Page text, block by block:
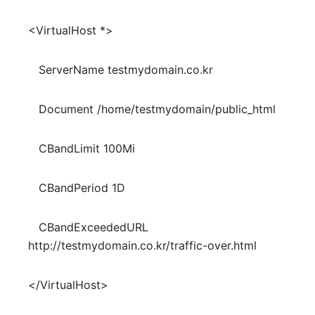
<VirtualHost *>
ServerName testmydomain.co.kr
Document /home/testmydomain/public_html
CBandLimit 100Mi
CBandPeriod 1D
CBandExceededURL
http://testmydomain.co.kr/traffic-over.html
</VirtualHost>